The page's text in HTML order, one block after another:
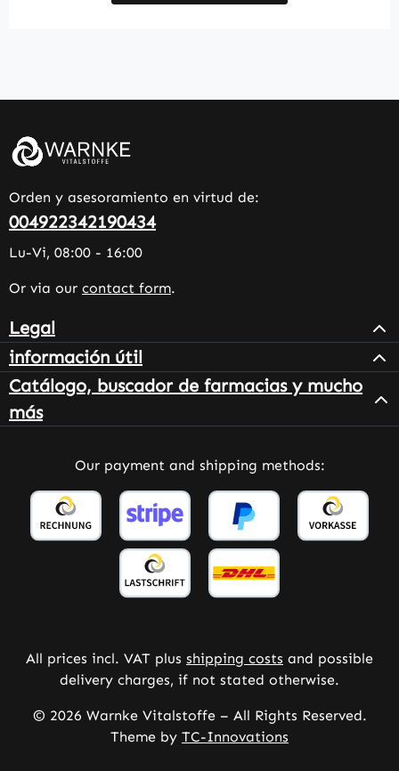
Orden y asesoramiento en virtud de:
004922342190434
Lu-Vi, 08:00 - 16:00
Or via our contact form.
Legal
información útil
Catálogo, buscador de farmacias y mucho
más
Our payment and shipping methods:
All prices incl. VAT plus shipping costs and possible
delivery charges, if not stated otherwise.
© 2026 Warnke Vitalstoffe – All Rights Reserved.
Theme by TC-Innovations